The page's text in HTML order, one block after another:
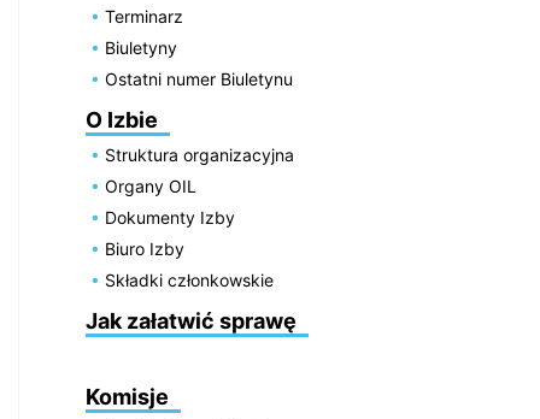
Terminarz
Biuletyny
Ostatni numer Biuletynu
O Izbie
Struktura organizacyjna
Organy OIL
Dokumenty Izby
Biuro Izby
Składki członkowskie
Jak załatwić sprawę
Komisje